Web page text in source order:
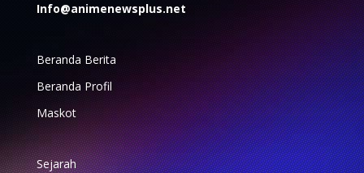
Info@animenewsplus.net
Beranda Berita
Beranda Profil
Maskot
Sejarah